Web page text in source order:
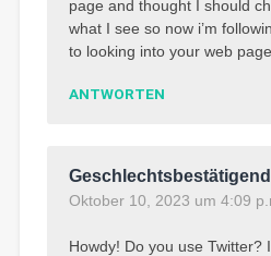
page and thought I should
what I see so now i’m
to looking into your web
ANTWORTEN
Oktober 10, 2023 um 4:09
Howdy! Do you use Twitter?